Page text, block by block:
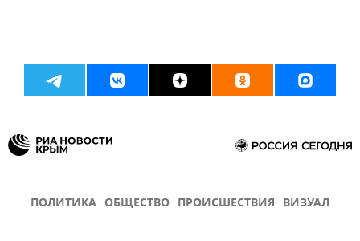
ПОЛИТИКА ОБЩЕСТВО ПРОИСШЕСТВИЯ ВИЗУАЛ